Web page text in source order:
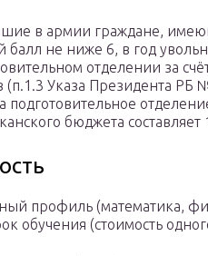
в армии граждане,
балл не ниже 6, в год
отделении за
(п.1.3 Указа Президента РБ
подготовительное
бюджета составляет
профиль (математика,
обучения (стоимость